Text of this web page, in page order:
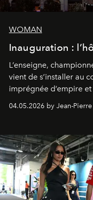
WOMAN
Inauguration :
L’enseigne,
vient de s’installer au
imprégnée d’empire
extrêmes fait merveille.
04.05.2026 by Jean-Pierre